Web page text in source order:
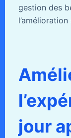
gestion des
jour